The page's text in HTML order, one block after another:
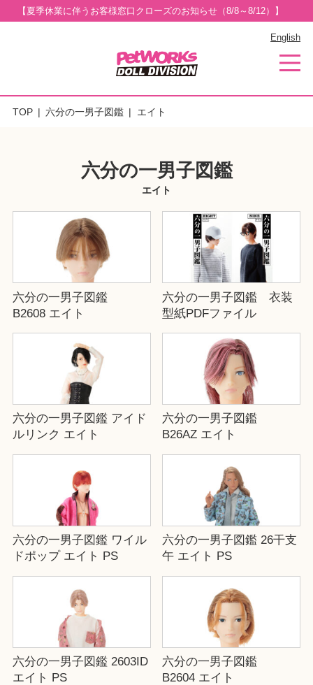
【夏季休業に伴うお客様窓口クローズのお知らせ（8/8～8/12）】
English
TOP 六分の一男子図鑑 エイト
六分の一男子図鑑
エイト
六分の一男子図鑑
B2608 エイト
六分の一男子図鑑 衣装
型紙PDFファイル
六分の一男子図鑑 アイド
ルリンク エイト
六分の一男子図鑑
B26AZ エイト
六分の一男子図鑑 ワイル
ドポップ エイト PS
六分の一男子図鑑 26干支
午 エイト PS
六分の一男子図鑑 2603ID
エイト PS
六分の一男子図鑑
B2604 エイト